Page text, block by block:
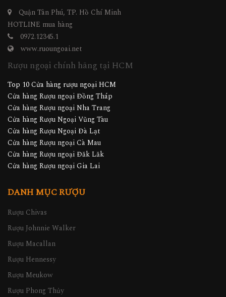
Quận Tân Phú, TP. Hồ Chí Minh
HOTLINE mua hàng
0972.12345.1
www.ruoungoai.net
Rượu ngoại chính hãng tại HCM
Top 10 Cửa hàng rượu ngoại HCM
Cửa hàng Rượu ngoại Đồng Tháp
Cửa hàng Rượu ngoại Nha Trang
Cửa hàng Rượu Ngoại Vũng Tàu
Cửa hàng Rượu Ngoại Đà Lạt
Cửa hàng Rượu ngoại Cà Mau
Cửa hàng Rượu ngoại Đăk Lăk
Cửa hàng Rượu ngoại Gia Lai
DANH MỤC RƯỢU
Rượu Chivas
Rượu Johnnie Walker
Rượu Macallan
Rượu Hennessy
Rượu Meukow
Rượu Phong Thủy